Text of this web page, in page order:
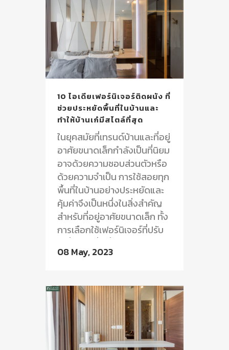
10 ไอเดียเฟอร์นิเจอร์ติดผนัง ที่
ช่วยประหยัดพื้นที่ในบ้านและ
ทำให้บ้านเก๋มีสไตล์ที่สุด
ในยุคสมัยที่เทรนด์บ้านและที่อยู่
อาศัยขนาดเล็กกำลังเป็นที่นิยม
อาจด้วยความชอบส่วนตัวหรือ
ด้วยความจำเป็น การใช้สอยทุก
พื้นที่ในบ้านอย่างประหยัดและ
คุ้มค่าจึงเป็นหนึ่งในสิ่งสำคัญ
สำหรับที่อยู่อาศัยขนาดเล็ก ทั้ง
การเลือกใช้เฟอร์นิเจอร์ที่ปรับ
สร้างสรรค์...
08 May, 2023